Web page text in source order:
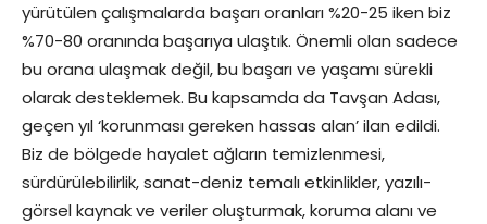
yürütülen çalışmalarda başarı oranları %20-25 iken biz
%70-80 oranında başarıya ulaştık. Önemli olan sadece
bu orana ulaşmak değil, bu başarı ve yaşamı sürekli
olarak desteklemek. Bu kapsamda da Tavşan Adası,
geçen yıl ‘korunması gereken hassas alan’ ilan edildi.
Biz de bölgede hayalet ağların temizlenmesi,
sürdürülebilirlik, sanat-deniz temalı etkinlikler, yazılı-
görsel kaynak ve veriler oluşturmak, koruma alanı ve